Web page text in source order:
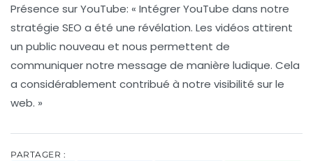
Présence sur YouTube: « IntégrerYouTube dans notre
stratégie SEO a été une révélation. Les vidéos attirent
un public nouveau et nous permettent de
communiquer notre message de manière ludique. Cela
a considérablement contribué à notre visibilité sur le
web. »
PARTAGER :